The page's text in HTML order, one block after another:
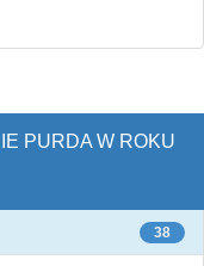
PURDA W ROKU
38